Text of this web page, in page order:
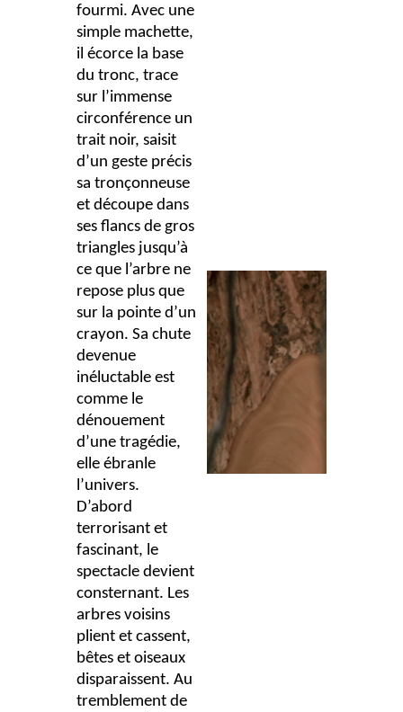
fourmi. Avec une
simple machette,
il écorce la base
du tronc, trace
sur l’immense
circonférence un
trait noir, saisit
d’un geste précis
sa tronçonneuse
et découpe dans
ses flancs de gros
triangles jusqu’à
ce que l’arbre ne
repose plus que
sur la pointe d’un
crayon. Sa chute
devenue
inéluctable est
comme le
dénouement
d’une tragédie,
elle ébranle
l’univers.
D’abord
terrorisant et
fascinant, le
spectacle devient
consternant. Les
arbres voisins
plient et cassent,
bêtes et oiseaux
disparaissent. Au
tremblement de